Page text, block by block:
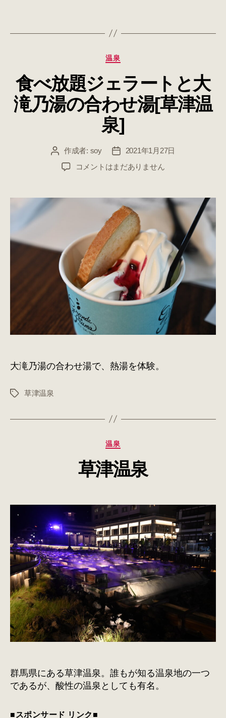
カ
ゴ
リ
ー
温泉
食べ放題ジェラートと大
滝乃湯の合わせ湯[草津温
泉]
投
稿
作成者: soy
投
稿
日
2021年1月27日
食
題
ー
ト
と
大
滝
乃
湯
の
合
湯
へ
コメントはまだありません
大滝乃湯の合わせ湯で、熱湯を体験。
タ
草津温泉
カ
ゴ
リ
温泉
草津温泉
群馬県にある草津温泉。誰もが知る温泉地の一つ
であるが、酸性の温泉としても有名。
■スポンサード リンク■